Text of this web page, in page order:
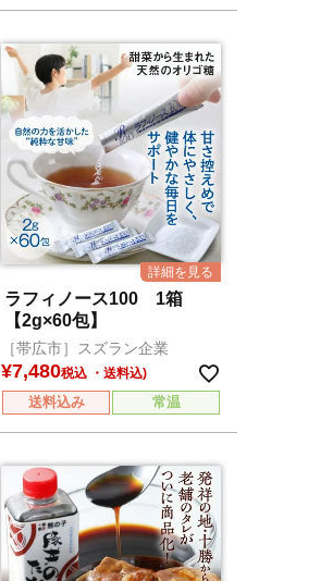
ラフィノース100 1箱
【2g×60包】
［帯広市］スズラン企業
¥7,480税込
送料込み 常温